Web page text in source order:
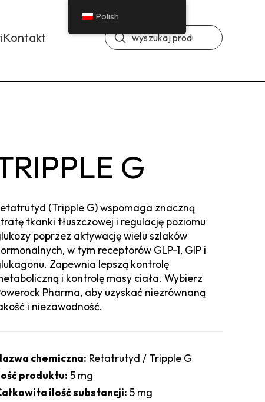
Kontakt Wyszukiwanie
Prześlij
G
(Tripple G) wspomaga znaczną
tkanki tłuszczowej i regulację poziomu
poprzez aktywację wielu szlaków
w tym receptorów GLP-1, GIP i
Zapewnia lepszą kontrolę
i kontrolę masy ciała. Wybierz
Pharma, aby uzyskać niezrównaną
i niezawodność.
chemiczna: Retatrutyd / Tripple G
produktu: 5 mg
ilość substancji: 5 mg
Polish